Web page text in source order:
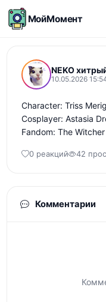
МойМомент
NEKO
10.05.2026
Character: Triss
Cosplayer: Astasia
Fandom: The
0 реакций 42
Комментарии